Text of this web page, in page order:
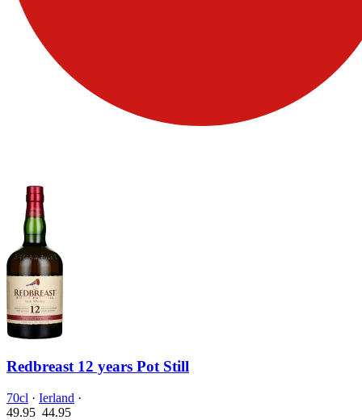
Redbreast 12 years Pot Still
70cl · Ierland ·
49.95 44.95